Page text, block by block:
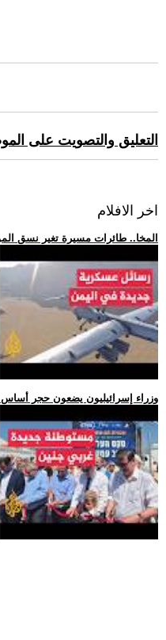
التعليق والتصويت على
اخر الافلام
.. المخا.. طائرات مسيرة تغير نسق
.. وزراء إسرائيليون يضعون حجر